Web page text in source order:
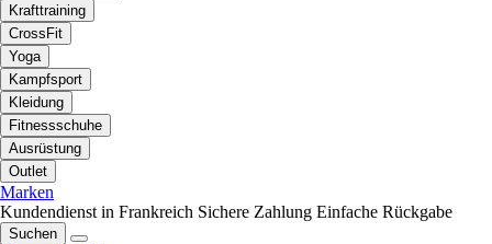
Krafttraining
CrossFit
Yoga
Kampfsport
Kleidung
Fitnessschuhe
Ausrüstung
Outlet
Marken
Kundendienst in Frankreich Sichere Zahlung Einfache Rückgabe
Suchen